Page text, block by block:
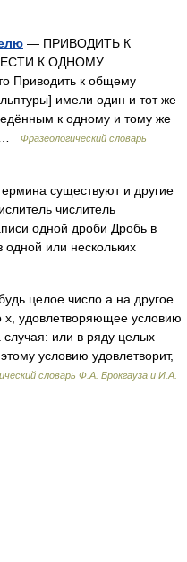
— ПРИВОДИТЬ К
К ОДНОМУ
Приводить к общему
имели один и тот же
к одному и тому же
…
Фразеологический словарь
существуют и другие
числитель
одной дроби Дробь в
или нескольких
целое число а на другое
x, удовлетворяющее условию
случая: или в ряду целых
условию удовлетворит,
словарь Ф.А. Брокгауза и И.А.